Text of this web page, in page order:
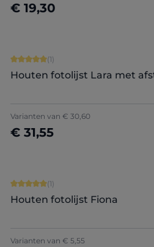
€ 19,30
Nu configureren
Gemiddelde waardering van 5
(1)
Houten fotolijst Lara met
Varianten van € 30,60
€ 31,55
Nu configureren
Gemiddelde waardering van 5
(1)
Houten fotolijst Fiona
Varianten van € 5,55